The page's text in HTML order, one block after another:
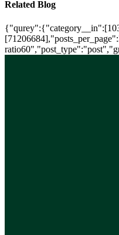
Related Blog